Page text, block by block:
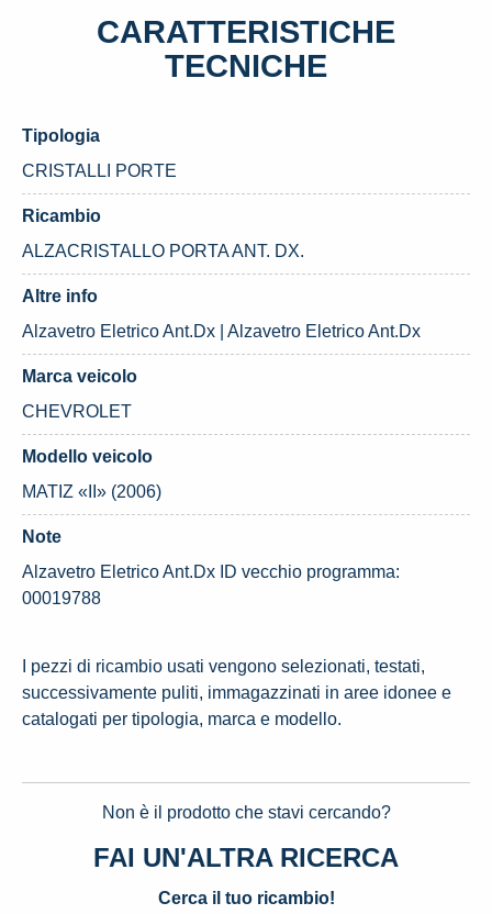
CARATTERISTICHE
TECNICHE
Tipologia
CRISTALLI PORTE
Ricambio
ALZACRISTALLO PORTA ANT. DX.
Altre info
Alzavetro Eletrico Ant.Dx | Alzavetro Eletrico Ant.Dx
Marca veicolo
CHEVROLET
Modello veicolo
MATIZ «II» (2006)
Note
Alzavetro Eletrico Ant.Dx ID vecchio programma:
00019788
I pezzi di ricambio usati vengono selezionati, testati,
successivamente puliti, immagazzinati in aree idonee e
catalogati per tipologia, marca e modello.
Non è il prodotto che stavi cercando?
FAI UN'ALTRA RICERCA
Cerca il tuo ricambio!